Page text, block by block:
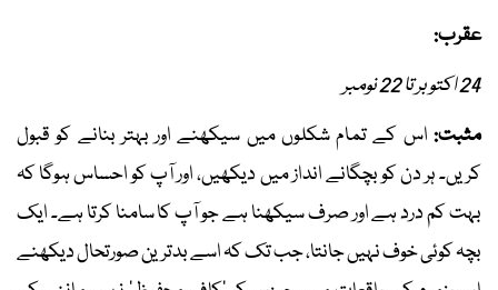
عقرب:
24 اکتوبر تا 22 نومبر
مثبت: اس کے تمام شکلوں میں سیکھنے اور بہتر بنانے کو قبول
کریں۔ ہر دن کو بچگانے انداز میں دیکھیں، اور آپ کو احساس ہوگا کہ
بہت کم درد ہے اور صرف سیکھنا ہے جو آپ کا سامنا کرتا ہے۔ ایک
بچہ کوئی خوف نہیں جانتا، جب تک کہ اسے بدترین صورتحال دیکھنے